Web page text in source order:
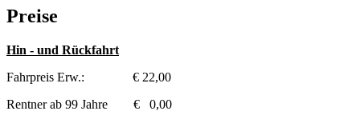
Preise
Hin - und Rückfahrt
Fahrpreis Erw.: € 22,00
Rentner ab 99 Jahre € 0,00